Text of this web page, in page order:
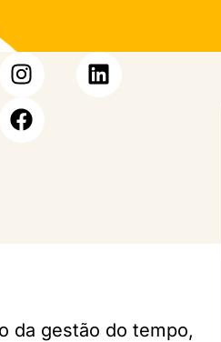
da gestão do tempo,